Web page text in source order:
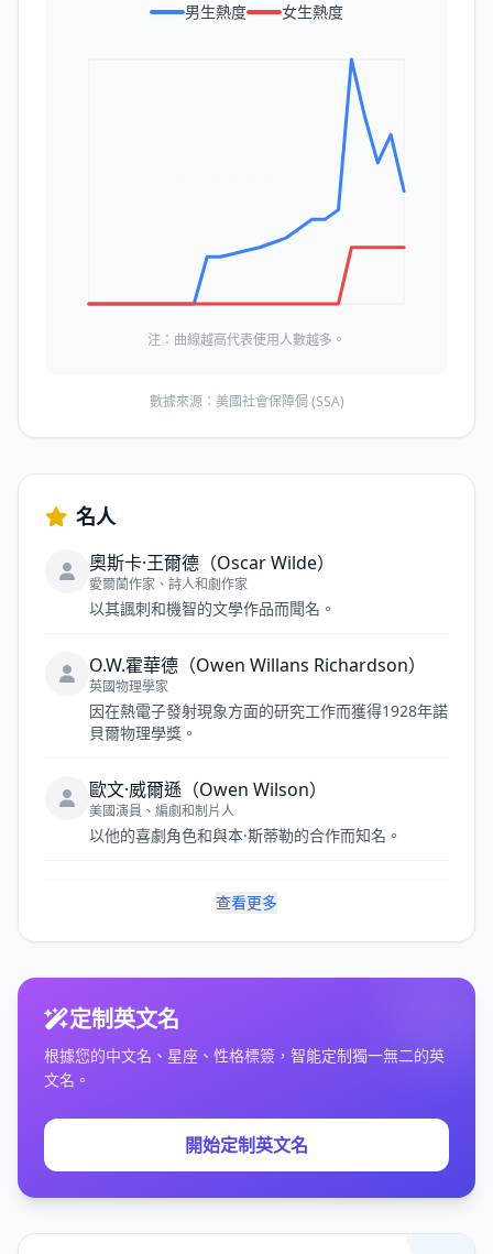
男生熱度 女生熱度
注：曲線越高代表使用人數越多。
數據來源：美國社會保障侷 (SSA)
名人
奧斯卡·王爾德（Oscar Wilde）
愛爾蘭作家、詩人和劇作家
以其諷刺和機智的文學作品而聞名。
O.W.霍華德（Owen Willans Richardson）
英國物理學家
因在熱電子發射現象方面的研究工作而獲得1928年諾
貝爾物理學獎。
歐文·威爾遜（Owen Wilson）
美國演員、編劇和制片人
以他的喜劇角色和與本·斯蒂勒的合作而知名。
查看更多
定制英文名
根據您的中文名、星座、性格標簽，智能定制獨一無二的英
文名。
開始定制英文名